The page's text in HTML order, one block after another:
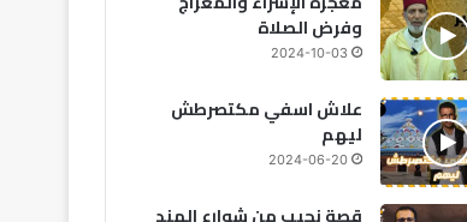
المغرب: أجواء حارة وزخات
وفرض الصلاة
2024-10-03
علاش اسفي مكتصرطش
ليهم
2024-06-20